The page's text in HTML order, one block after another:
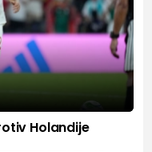
Holandije